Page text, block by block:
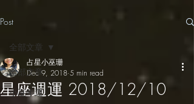
Post
全部文章
小巫年運
全部文章
星座週運 2018/12/10
占星小巫珊
Dec 9, 2018 5 min read